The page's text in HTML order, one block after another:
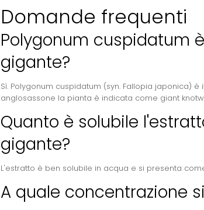
Domande frequenti
Polygonum cuspidatum
gigante?
Sì. Polygonum cuspidatum (syn. Fallopia japonica)
anglosassone la pianta è indicata come giant
Quanto è solubile
gigante?
L'estratto è ben solubile in acqua e si presenta
A quale concentrazione